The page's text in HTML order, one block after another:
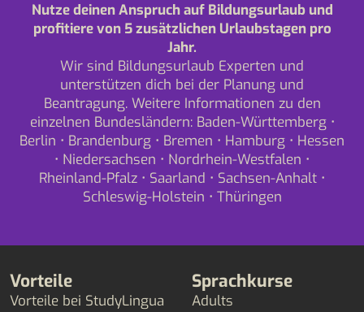
Nutze deinen Anspruch auf Bildungsurlaub und
profitiere von 5 zusätzlichen Urlaubstagen pro
Jahr.
Wir sind Bildungsurlaub Experten und
unterstützen dich bei der Planung und
Beantragung. Weitere Informationen zu den
einzelnen Bundesländern: Baden-Württemberg•
Berlin • Brandenburg • Bremen • Hamburg • Hessen
• Niedersachsen • Nordrhein-Westfalen •
Rheinland-Pfalz • Saarland • Sachsen-Anhalt •
Schleswig-Holstein • Thüringen
Vorteile
Vorteile bei StudyLingua
Sprachkurse
Adults